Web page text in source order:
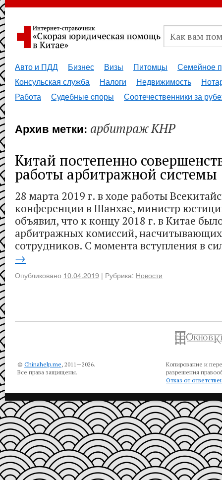
Авто и ПДД Бизнес Визы Питомцы
Семейное
Консульская служба
Налоги Недвижимость
Работа
Судебные cпоры Соотечественники за
Архив метки: арбитраж КНР
Китай постепенно
работы арбитражной системы
28 марта 2019 г. в ходе работы
конференции в Шанхае, министр
объявил, что к концу 2018 г. в Китае
арбитражных комиссий, насчитывающих
сотрудников. С момента вступления в
→
Опубликовано 10.04.2019 | Рубрика: Новости
© Chinahelp.me, 2011—2026.
Все права защищены.
Копирование и
разрешения
Отказ от